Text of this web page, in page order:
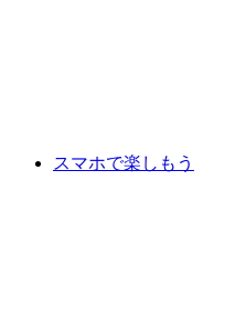
スマホで楽しもう